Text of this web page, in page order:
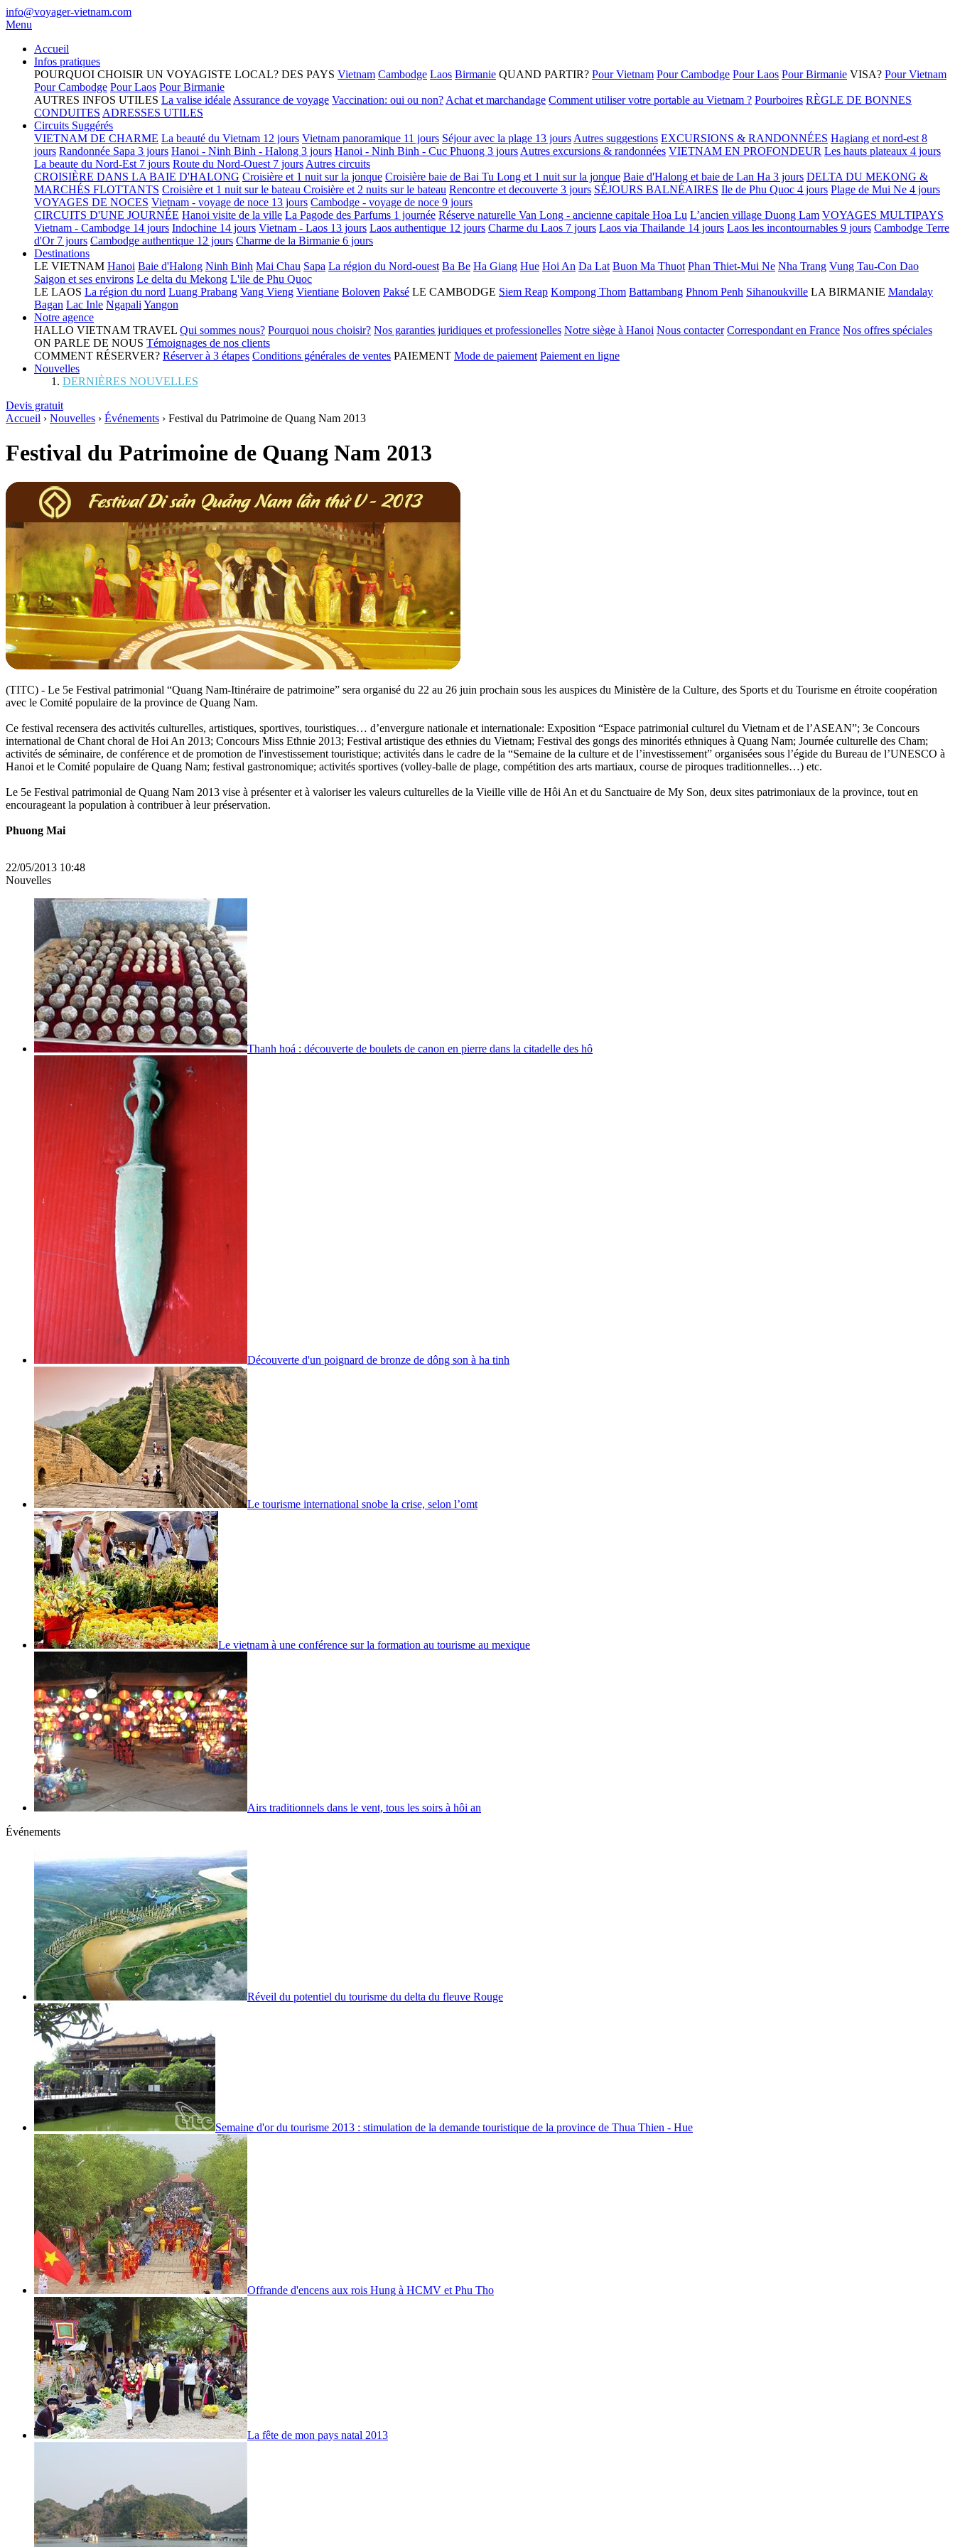
info@voyager-vietnam.com
Menu
Accueil
Infos pratiques
POURQUOI CHOISIR UN VOYAGISTE LOCAL? DES PAYS Vietnam Cambodge Laos Birmanie QUAND PARTIR? Pour Vietnam Pour Cambodge Pour Laos Pour Birmanie VISA? Pour Vietnam
Pour Cambodge Pour Laos Pour Birmanie
AUTRES INFOS UTILES La valise idéale Assurance de voyage Vaccination: oui ou non? Achat et marchandage Comment utiliser votre portable au Vietnam ? Pourboires RÈGLE DE BONNES
CONDUITES ADRESSES UTILES
Circuits Suggérés
VIETNAM DE CHARME La beauté du Vietnam 12 jours Vietnam panoramique 11 jours Séjour avec la plage 13 jours Autres suggestions EXCURSIONS & RANDONNÉES Hagiang et nord-est 8
jours Randonnée Sapa 3 jours Hanoi - Ninh Binh - Halong 3 jours Hanoi - Ninh Binh - Cuc Phuong 3 jours Autres excursions & randonnées VIETNAM EN PROFONDEUR Les hauts plateaux 4 jours
La beaute du Nord-Est 7 jours Route du Nord-Ouest 7 jours Autres circuits
CROISIÈRE DANS LA BAIE D'HALONG Croisière et 1 nuit sur la jonque Croisière baie de Bai Tu Long et 1 nuit sur la jonque Baie d'Halong et baie de Lan Ha 3 jours DELTA DU MEKONG &
MARCHÉS FLOTTANTS Croisière et 1 nuit sur le bateau Croisière et 2 nuits sur le bateau Rencontre et decouverte 3 jours SÉJOURS BALNÉAIRES Ile de Phu Quoc 4 jours Plage de Mui Ne 4 jours
VOYAGES DE NOCES Vietnam - voyage de noce 13 jours Cambodge - voyage de noce 9 jours
CIRCUITS D'UNE JOURNÉE Hanoi visite de la ville La Pagode des Parfums 1 journée Réserve naturelle Van Long - ancienne capitale Hoa Lu L’ancien village Duong Lam VOYAGES MULTIPAYS
Vietnam - Cambodge 14 jours Indochine 14 jours Vietnam - Laos 13 jours Laos authentique 12 jours Charme du Laos 7 jours Laos via Thailande 14 jours Laos les incontournables 9 jours Cambodge Terre
d'Or 7 jours Cambodge authentique 12 jours Charme de la Birmanie 6 jours
Destinations
LE VIETNAM Hanoi Baie d'Halong Ninh Binh Mai Chau Sapa La région du Nord-ouest Ba Be Ha Giang Hue Hoi An Da Lat Buon Ma Thuot Phan Thiet-Mui Ne Nha Trang Vung Tau-Con Dao
Saigon et ses environs Le delta du Mekong L'ile de Phu Quoc
LE LAOS La région du nord Luang Prabang Vang Vieng Vientiane Boloven Paksé LE CAMBODGE Siem Reap Kompong Thom Battambang Phnom Penh Sihanoukville LA BIRMANIE Mandalay
Bagan Lac Inle Ngapali Yangon
Notre agence
HALLO VIETNAM TRAVEL Qui sommes nous? Pourquoi nous choisir? Nos garanties juridiques et professionelles Notre siège à Hanoi Nous contacter Correspondant en France Nos offres spéciales
ON PARLE DE NOUS Témoignages de nos clients
COMMENT RÉSERVER? Réserver à 3 étapes Conditions générales de ventes PAIEMENT Mode de paiement Paiement en ligne
Nouvelles
DERNIÈRES NOUVELLES
Devis gratuit
Accueil › Nouvelles › Événements › Festival du Patrimoine de Quang Nam 2013
Festival du Patrimoine de Quang Nam 2013
(TITC) - Le 5e Festival patrimonial “Quang Nam-Itinéraire de patrimoine” sera organisé du 22 au 26 juin prochain sous les auspices du Ministère de la Culture, des Sports et du Tourisme en étroite coopération
avec le Comité populaire de la province de Quang Nam.
Ce festival recensera des activités culturelles, artistiques, sportives, touristiques… d’envergure nationale et internationale: Exposition “Espace patrimonial culturel du Vietnam et de l’ASEAN”; 3e Concours
international de Chant choral de Hoi An 2013; Concours Miss Ethnie 2013; Festival artistique des ethnies du Vietnam; Festival des gongs des minorités ethniques à Quang Nam; Journée culturelle des Cham;
activités de séminaire, de conférence et de promotion de l'investissement touristique; activités dans le cadre de la “Semaine de la culture et de l’investissement” organisées sous l’égide du Bureau de l’UNESCO à
Hanoi et le Comité populaire de Quang Nam; festival gastronomique; activités sportives (volley-balle de plage, compétition des arts martiaux, course de piroques traditionnelles…) etc.
Le 5e Festival patrimonial de Quang Nam 2013 vise à présenter et à valoriser les valeurs culturelles de la Vieille ville de Hôi An et du Sanctuaire de My Son, deux sites patrimoniaux de la province, tout en
encourageant la population à contribuer à leur préservation.
Phuong Mai
22/05/2013 10:48
Nouvelles
Thanh hoá : découverte de boulets de canon en pierre dans la citadelle des hô
Découverte d'un poignard de bronze de dông son à ha tinh
Le tourisme international snobe la crise, selon l’omt
Le vietnam à une conférence sur la formation au tourisme au mexique
Airs traditionnels dans le vent, tous les soirs à hôi an
Événements
Réveil du potentiel du tourisme du delta du fleuve Rouge
Semaine d'or du tourisme 2013 : stimulation de la demande touristique de la province de Thua Thien - Hue
Offrande d'encens aux rois Hung à HCMV et Phu Tho
La fête de mon pays natal 2013